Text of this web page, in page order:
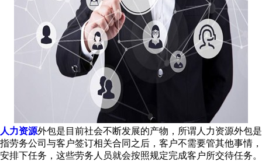
人力资源外包是目前社会不断发展的产物，所谓人力资源外包是
指劳务公司与客户签订相关合同之后，客户不需要管其他事情，
安排下任务，这些劳务人员就会按照规定完成客户所交待任务。